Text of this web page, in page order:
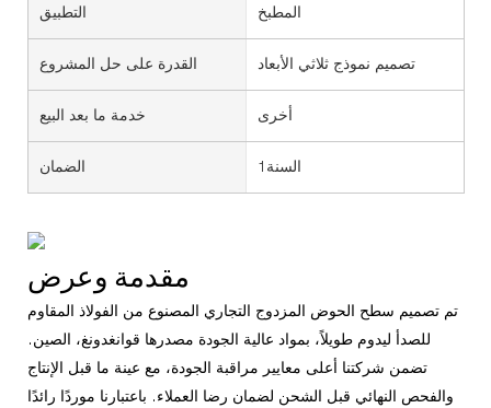
التطبيق المطبخ
القدرة على حل المشروع تصميم نموذج ثلاثي الأبعاد
خدمة ما بعد البيع أخرى
الضمان السنة1
مقدمة وعرض
تم تصميم سطح الحوض المزدوج التجاري المصنوع من الفولاذ المقاوم
للصدأ ليدوم طويلاً، بمواد عالية الجودة مصدرها قوانغدونغ، الصين.
تضمن شركتنا أعلى معايير مراقبة الجودة، مع عينة ما قبل الإنتاج
والفحص النهائي قبل الشحن لضمان رضا العملاء. باعتبارنا موردًا رائدًا